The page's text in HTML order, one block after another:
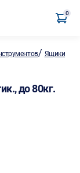
0
/ Ящики
до 80кг.